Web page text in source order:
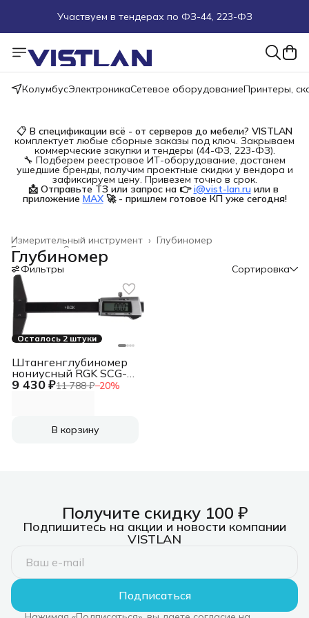
Участвуем в тендерах по ФЗ-44, 223-ФЗ
Поможем подобрать оборудование под ТЗ
Пуско-наладочные работы
Более 100 000 позиций в наличии и под заказ
КолумбусЭлектроникаСетевое оборудованиеПринтеры,
📋 В спецификации всё - от серверов до мебели? VISTLAN
комплектует любые сборные заказы под ключ. Закрываем
коммерческие закупки и тендеры (44-ФЗ, 223-ФЗ).
🔧 Подберем реестровое ИТ-оборудование, достанем
ушедшие бренды, получим проектные скидки у вендора и
зафиксируем цену. Привезем точно в срок.
📩 Отправьте ТЗ или запрос на 👉 i@vist-lan.ru или в
приложение MAX 🚀 - пришлем готовое КП уже сегодня!
Глубиномер
Измерительный инструмент ›
Строительство и ремонт
Главная
Глубиномер
Фильтры Сортировка
Осталось 2 штуки
9 430 ₽11 788 ₽−20%
Штангенглубиномер
нониусный RGK SCG-
100 черный
В корзину
Получите скидку 100 ₽
Подпишитесь на акции и новости компании
VISTLAN
Подписаться